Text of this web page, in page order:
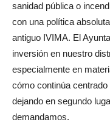
sanidad pública o
con una política
antiguo IVIMA. El
inversión en nuestro
especialmente en
cómo continúa
dejando en segundo
demandamos.